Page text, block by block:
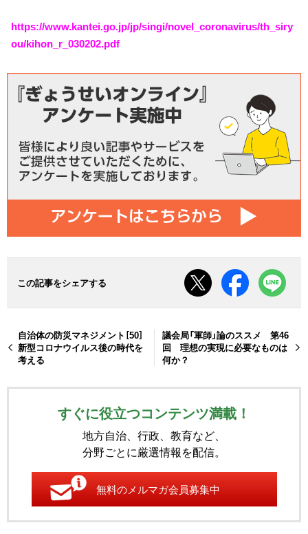
https://www.kantei.go.jp/jp/singi/novel_coronavirus/th_siry
ou/kihon_r_030202.pdf
この記事をシェアする
自治体の防災マネジメント［50］
新型コロナウイルス後の時代を
考える
議会局「軍師」論のススメ 第46
回 理想の実現に必要なものは
何か？
すぐに役立つコンテンツ満載！
地方自治、行政、教育など、
分野ごとに厳選情報を配信。
無料のメルマガ会員募集中